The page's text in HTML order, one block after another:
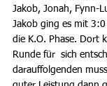
Jakob, Jonah, Fynn-
Jakob ging es mit
die K.O. Phase. Dort
Runde für  sich
darauffolgenden